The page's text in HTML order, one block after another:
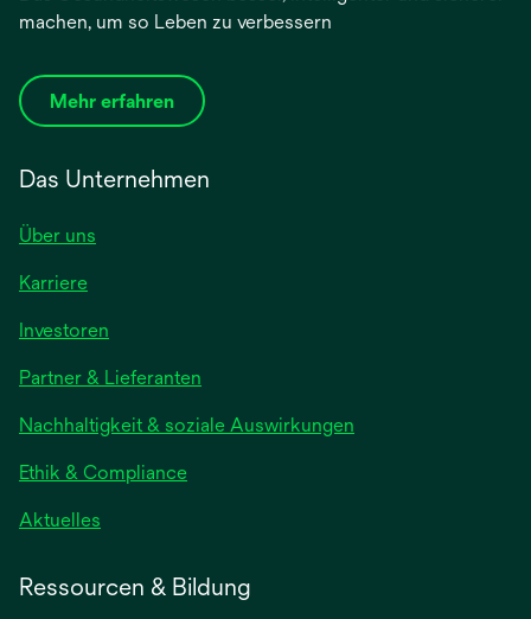
machen, um so Leben zu verbessern
Mehr erfahren
Das Unternehmen
Über uns
Karriere
Investoren
einer
neuen
Registerkarte
geöffnet
Partner & Lieferanten
Nachhaltigkeit & soziale Auswirkungen
Ethik & Compliance
Aktuelles
Ressourcen & Bildung